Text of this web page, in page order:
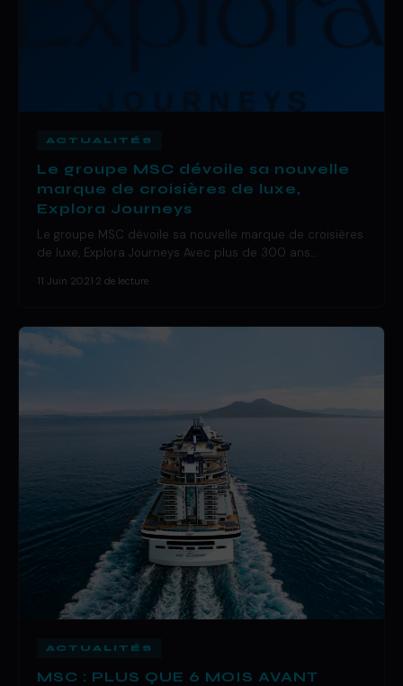
ACTUALITÉS
Le groupe MSC dévoile sa nouvelle
marque de croisières de luxe,
Explora Journeys
Le groupe MSC dévoile sa nouvelle marque de croisières
de luxe, Explora Journeys Avec plus de 300 ans…
11 Juin 2021 2 de lecture
ACTUALITÉS
MSC : PLUS QUE 6 MOIS AVANT